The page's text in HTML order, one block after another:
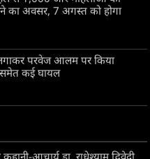
का अवसर, 7 अगस्त को होगा
परवेज आलम पर किया
समेत कई घायल